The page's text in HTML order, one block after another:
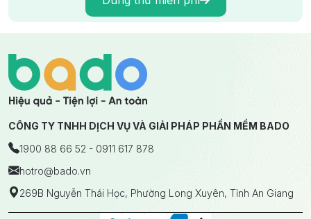
CÔNG TY TNHH DỊCH VỤ VÀ GIẢI PHÁP PHẦN MỀM BADO
1900 88 66 52 - 0911 617 878
hotro@bado.vn
269B Nguyễn Thái Học, Phường Long Xuyên, Tỉnh An Giang